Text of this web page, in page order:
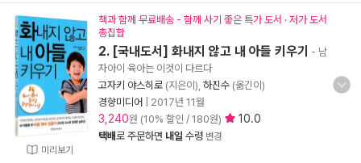
미리보기
책과 함께 무료배송 - 함께 사기 좋은 특가 도서 · 저가 도서
총집합
2. [국내도서] 화내지 않고 내 아들 키우기
- 남
자아이 육아는 이것이 다르다
고자키 야스히로 (지은이), 하진수 (옮긴이)
경향미디어
2017년 11월
3,240원 (10% 할인 / 180원) 10.0
택배로 주문하면 내일 수령 변경